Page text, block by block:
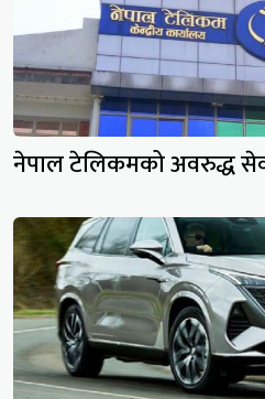
नेपाल टेलिकमको अवरुद्ध